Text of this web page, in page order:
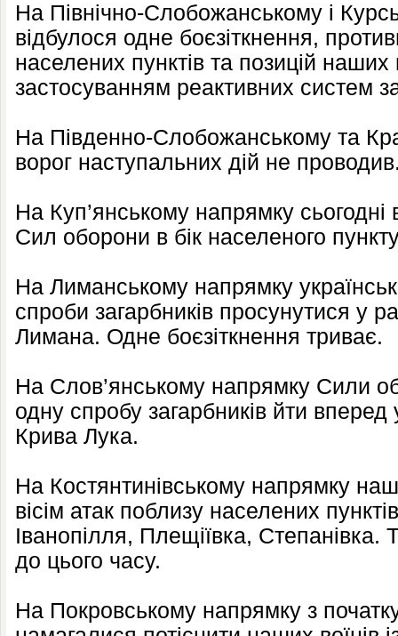
На Північно-Слобожанському і
відбулося одне боєзіткнення,
населених пунктів та позицій наших
застосуванням реактивних систем
На Південно-Слобожанському та
ворог наступальних дій не
На Куп’янському напрямку сьогодні
Сил оборони в бік населеного
На Лиманському напрямку
спроби загарбників просунутися у
Лимана. Одне боєзіткнення триває.
На Слов’янському напрямку Сили
одну спробу загарбників йти вперед
Крива Лука.
На Костянтинівському напрямку
вісім атак поблизу населених
Іванопілля, Плещіївка, Степанівка.
до цього часу.
На Покровському напрямку з